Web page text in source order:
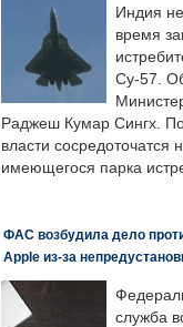
Индия
время
Су-57.
Раджеш Кумар Сингх.
власти сосредоточатся
имеющегося парка
ФАС возбудила дело
Apple из-за
служба